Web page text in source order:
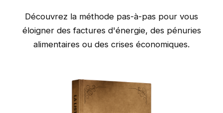
Découvrez la méthode pas-à-pas pour vous
éloigner des factures d'énergie, des pénuries
alimentaires ou des crises économiques.